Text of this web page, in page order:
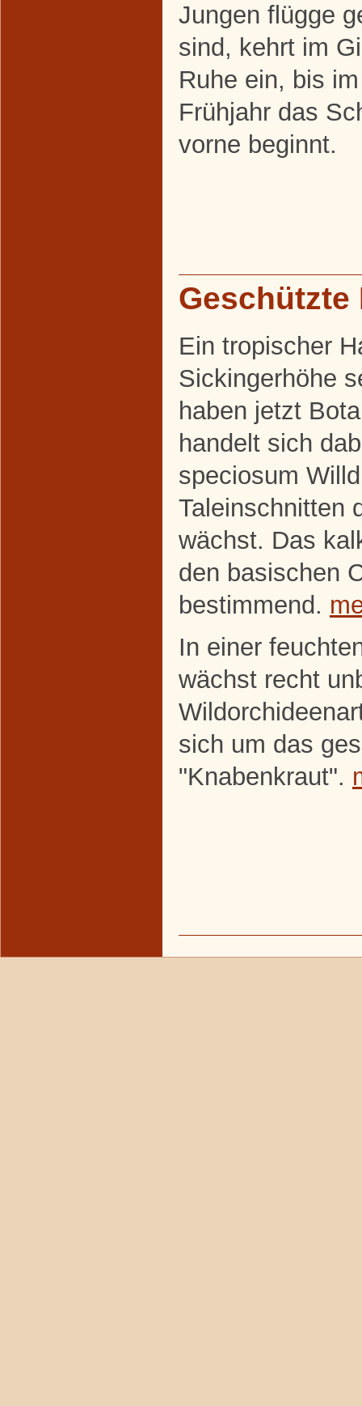
Jungen flügge
sind, kehrt im
Ruhe ein, bis
Frühjahr das
vorne beginnt.
Geschützte
Ein tropischer
Sickingerhöhe
haben jetzt
handelt sich
speciosum
Taleinschnitten
wächst. Das
den basischen
bestimmend.
In einer
wächst recht
sich um das
"Knabenkraut".